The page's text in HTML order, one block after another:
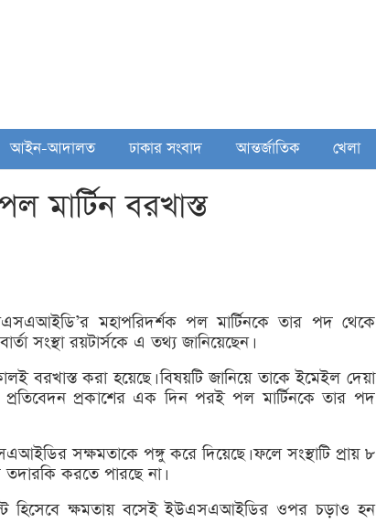
আইন-আদালত ঢাকার সংবাদ আন্তর্জাতিক খেলা
বরখাস্ত
মহাপরিদর্শক পল মার্টিনকে তার পদ থেকে
সংস্থা রয়টার্সকে এ তথ্য জানিয়েছেন।
বরখাস্ত করা হয়েছে। বিষয়টি জানিয়ে তাকে ইমেইল দেয়া
প্রকাশের এক দিন পরই পল মার্টিনকে তার পদ
সক্ষমতাকে পঙ্গু করে দিয়েছে। ফলে সংস্থাটি প্রায় ৮
করতে পারছে না।
হিসেবে ক্ষমতায় বসেই ইউএসএআইডির ওপর চড়াও হন